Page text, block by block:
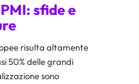
sfide e
risulta altamente
50% delle grandi
sono